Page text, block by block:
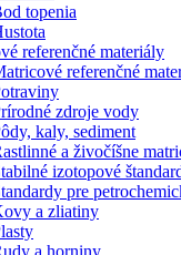
topenia
referenčné materiály
referenčné
zdroje vody
kaly, sediment
a živočíšne
izotopové
pre
a zliatiny
a horniny